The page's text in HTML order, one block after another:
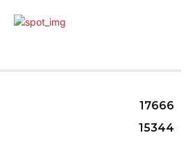
17666
15344